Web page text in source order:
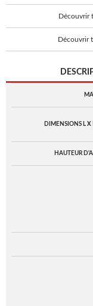
Découvrir
Découvrir
DIMENSIONS L X
HAUTEUR